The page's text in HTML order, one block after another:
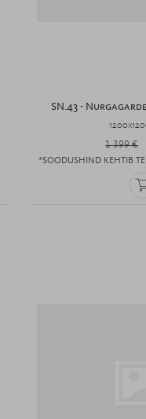
SN.43 -
1 399 €
*SOODUSHIND KEHTIB